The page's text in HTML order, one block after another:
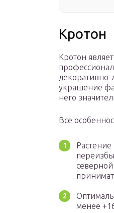
Кротон
Кротон
декоративно-
украшение
него
Все
менее